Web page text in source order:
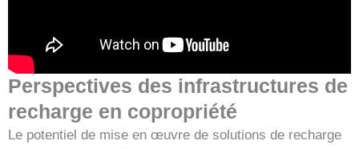
Perspectives des infrastructures de
recharge en copropriété
Le potentiel de mise en œuvre de solutions de recharge